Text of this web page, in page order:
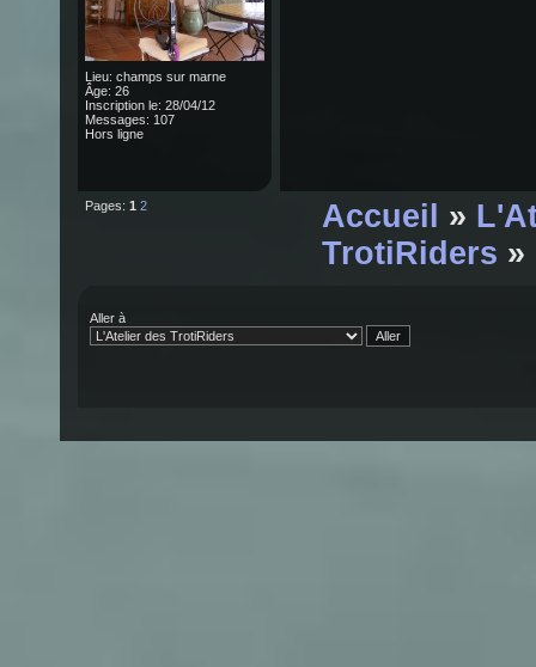
Lieu: champs sur marne
Âge: 26
Inscription le: 28/04/12
Messages: 107
Hors ligne
Pages: 1 2 Accueil »
TrotiRiders »
Aller à